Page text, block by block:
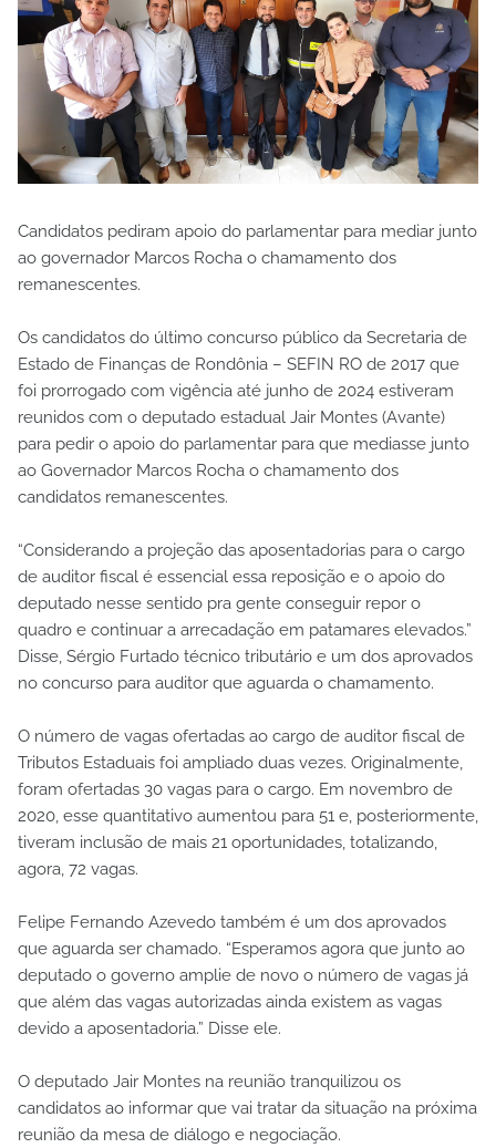
Candidatos pediram apoio do parlamentar para mediar junto
ao governador Marcos Rocha o chamamento dos
remanescentes.
Os candidatos do último concurso público da Secretaria de
Estado de Finanças de Rondônia – SEFIN RO de 2017 que
foi prorrogado com vigência até junho de 2024 estiveram
reunidos com o deputado estadual Jair Montes (Avante)
para pedir o apoio do parlamentar para que mediasse junto
ao Governador Marcos Rocha o chamamento dos
candidatos remanescentes.
“Considerando a projeção das aposentadorias para o cargo
de auditor fiscal é essencial essa reposição e o apoio do
deputado nesse sentido pra gente conseguir repor o
quadro e continuar a arrecadação em patamares elevados.”
Disse, Sérgio Furtado técnico tributário e um dos aprovados
no concurso para auditor que aguarda o chamamento.
O número de vagas ofertadas ao cargo de auditor fiscal de
Tributos Estaduais foi ampliado duas vezes. Originalmente,
foram ofertadas 30 vagas para o cargo. Em novembro de
2020, esse quantitativo aumentou para 51 e, posteriormente,
tiveram inclusão de mais 21 oportunidades, totalizando,
agora, 72 vagas.
Felipe Fernando Azevedo também é um dos aprovados
que aguarda ser chamado. “Esperamos agora que junto ao
deputado o governo amplie de novo o número de vagas já
que além das vagas autorizadas ainda existem as vagas
devido a aposentadoria.” Disse ele.
O deputado Jair Montes na reunião tranquilizou os
candidatos ao informar que vai tratar da situação na próxima
reunião da mesa de diálogo e negociação.